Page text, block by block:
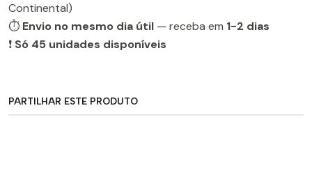
Continental)
⏱️ Envio no mesmo dia útil — receba em 1-2 dias
❗ Só 45 unidades disponíveis
PARTILHAR ESTE PRODUTO